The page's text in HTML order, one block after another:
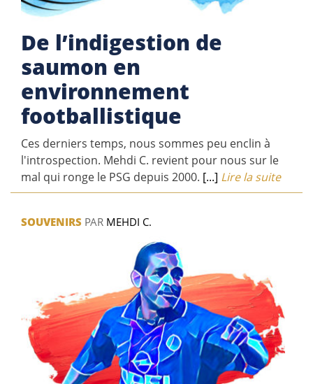
De l’indigestion de
saumon en
environnement
footballistique
Ces derniers temps, nous sommes peu enclin à
l'introspection. Mehdi C. revient pour nous sur le
mal qui ronge le PSG depuis 2000. [...] Lire la suite
SOUVENIRS PAR MEHDI C.